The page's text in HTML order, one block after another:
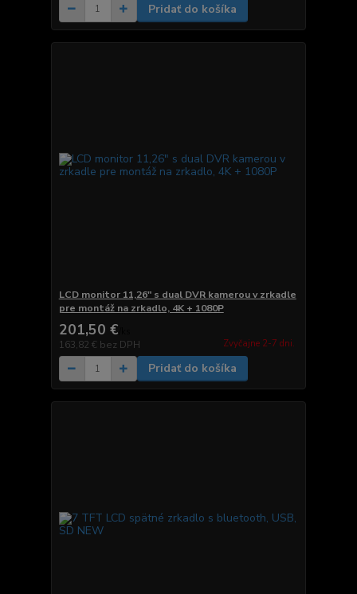
Pridať do košíka
LCD monitor 11,26" s dual DVR kamerou v zrkadle
pre montáž na zrkadlo, 4K + 1080P
201,50 €
163,82 € bez DPH Zvyčajne 2-7 dni.
Pridať do košíka